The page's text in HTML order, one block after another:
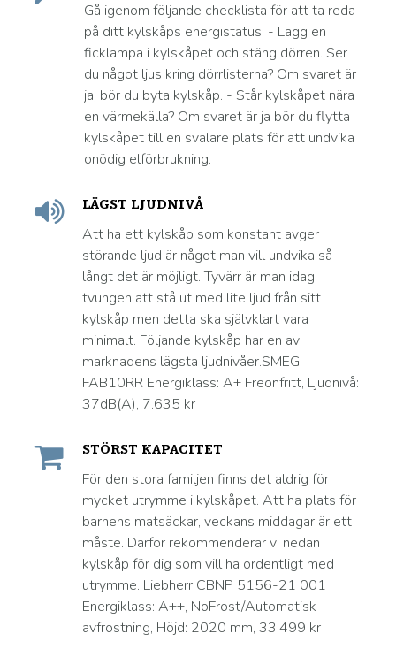
Gå igenom följande checklista för att ta reda
på ditt kylskåps energistatus. - Lägg en
ficklampa i kylskåpet och stäng dörren. Ser
du något ljus kring dörrlisterna? Om svaret är
ja, bör du byta kylskåp. - Står kylskåpet nära
en värmekälla? Om svaret är ja bör du flytta
kylskåpet till en svalare plats för att undvika
onödig elförbrukning.
LÄGST LJUDNIVÅ
Att ha ett kylskåp som konstant avger
störande ljud är något man vill undvika så
långt det är möjligt. Tyvärr är man idag
tvungen att stå ut med lite ljud från sitt
kylskåp men detta ska självklart vara
minimalt. Följande kylskåp har en av
marknadens lägsta ljudnivåer.SMEG
FAB10RR Energiklass: A+ Freonfritt, Ljudnivå:
37dB(A), 7.635 kr
STÖRST KAPACITET
För den stora familjen finns det aldrig för
mycket utrymme i kylskåpet. Att ha plats för
barnens matsäckar, veckans middagar är ett
måste. Därför rekommenderar vi nedan
kylskåp för dig som vill ha ordentligt med
utrymme. Liebherr CBNP 5156-21 001
Energiklass: A++, NoFrost/Automatisk
avfrostning, Höjd: 2020 mm, 33.499 kr